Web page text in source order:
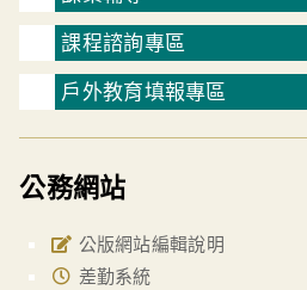
課程諮詢專區
戶外教育填報專區
公務網站
公版網站編輯說明
差勤系統